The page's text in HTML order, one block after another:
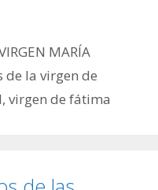
MARÍA
de la virgen de
, virgen de fátima